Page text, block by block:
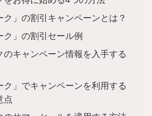
ク」の割引キャンペーンとは？
ク」の割引セール例
のキャンペーン情報を入手する
ク」でキャンペーンを利用する
点